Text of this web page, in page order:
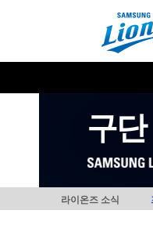
구단
라이온즈 소식